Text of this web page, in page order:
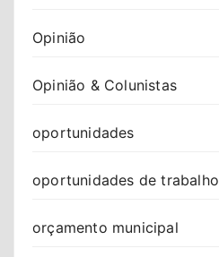
Opinião
Opinião & Colunistas
oportunidades
oportunidades de trabalho
orçamento municipal